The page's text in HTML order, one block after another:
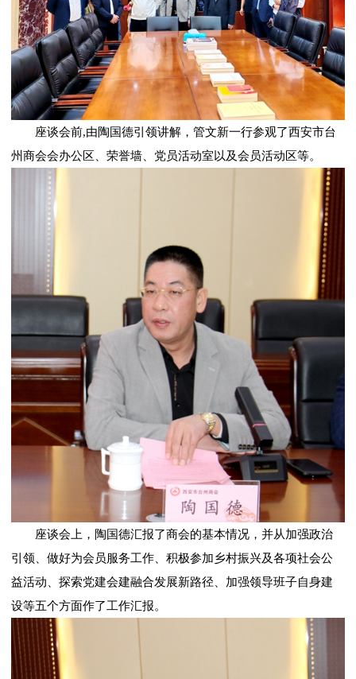
座谈会前,由陶国德引领讲解，管文新一行参观了西安市台
州商会会办公区、荣誉墙、党员活动室以及会员活动区等。
座谈会上，陶国德汇报了商会的基本情况，并从加强政治
引领、做好为会员服务工作、积极参加乡村振兴及各项社会公
益活动、探索党建会建融合发展新路径、加强领导班子自身建
设等五个方面作了工作汇报。